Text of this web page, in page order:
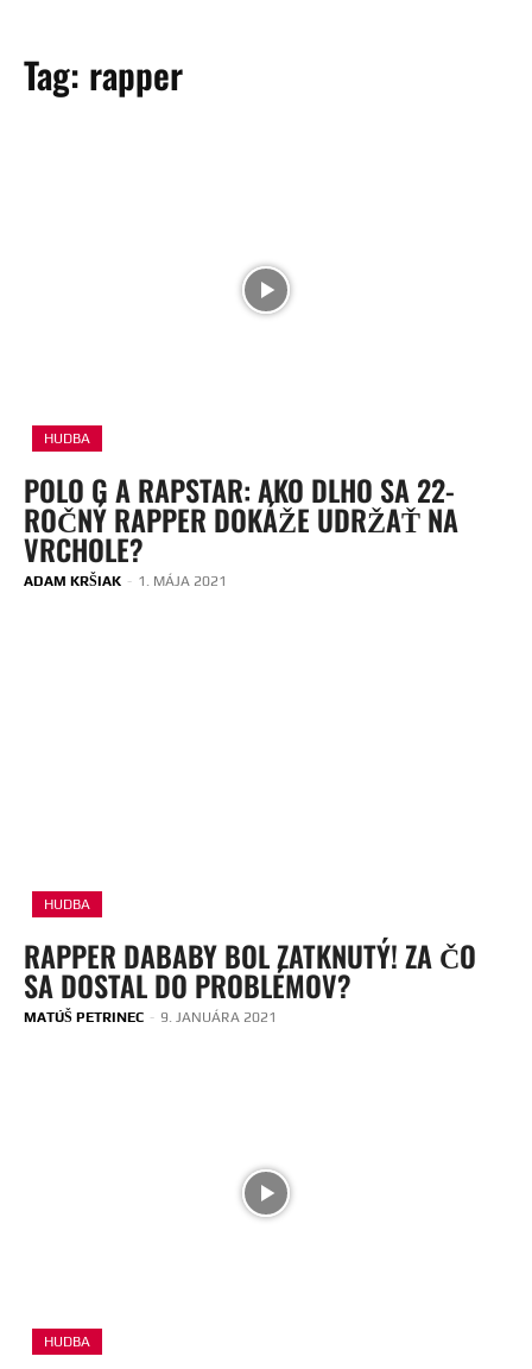
Tag: rapper
HUDBA
POLO G A RAPSTAR: AKO DLHO SA 22-
ROČNÝ RAPPER DOKÁŽE UDRŽAŤ NA
VRCHOLE?
ADAM KRŠIAK - 1. MÁJA 2021
HUDBA
RAPPER DABABY BOL ZATKNUTÝ! ZA ČO
SA DOSTAL DO PROBLÉMOV?
MATÚŠ PETRINEC - 9. JANUÁRA 2021
HUDBA